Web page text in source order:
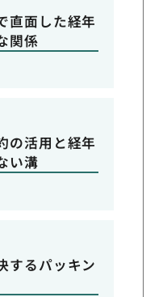
直面した経年
関係
の活用と経年
い溝
するパッキン